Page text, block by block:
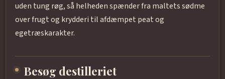
uden tung røg, så helheden spænder fra maltets sødme
over frugt og krydderi til afdæmpet peat og
egetræskarakter.
Besøg destilleriet